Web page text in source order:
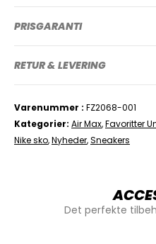
PRISGARANTI
RETUR & LEVERING
Varenummer
FZ2068-001
Kategorier Air Max,Favoritter
Nike sko,Nyheder,Sneakers
Det perfekte